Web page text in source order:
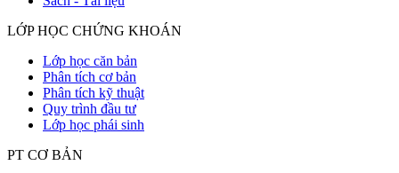
LỚP HỌC CHỨNG KHOÁN
Lớp học căn bản
Phân tích cơ bản
Phân tích kỹ thuật
Quy trình đầu tư
Lớp học phái sinh
PT CƠ BẢN